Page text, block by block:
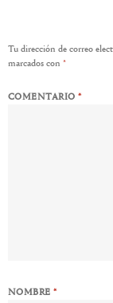
Tu dirección de correo
marcados con *
COMENTARIO*
NOMBRE*